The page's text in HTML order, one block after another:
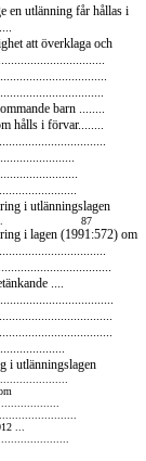
en utlänning får hållas i
att överklaga och
barn ........
hålls i förvar........
i utlänningslagen
87
i lagen (1991:572) om
....
i utlänningslagen
...